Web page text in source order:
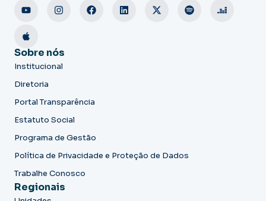
Sobre nós
Institucional
Diretoria
Portal Transparência
Estatuto Social
Programa de Gestão
Política de Privacidade e Proteção de Dados
Trabalhe Conosco
Regionais